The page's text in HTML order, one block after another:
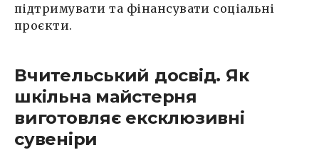
підтримувати та фінансувати соціальні
проєкти.
Вчительський досвід. Як
шкільна майстерня
виготовляє ексклюзивні
сувеніри